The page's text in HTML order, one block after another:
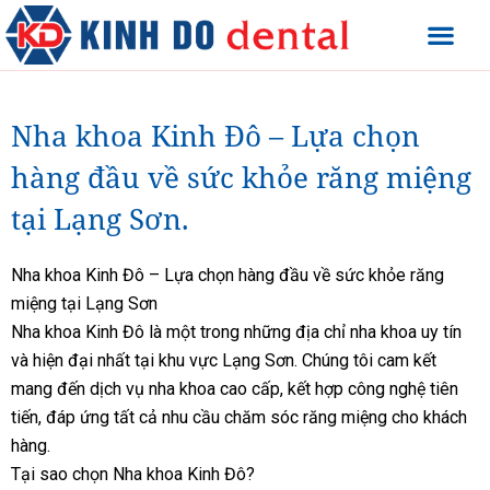
Nha khoa Kinh Đô – Lựa chọn
hàng đầu về sức khỏe răng miệng
tại Lạng Sơn.
Nha khoa Kinh Đô – Lựa chọn hàng đầu về sức khỏe răng
miệng tại Lạng Sơn
Nha khoa Kinh Đô là một trong những địa chỉ nha khoa uy tín
và hiện đại nhất tại khu vực Lạng Sơn. Chúng tôi cam kết
mang đến dịch vụ nha khoa cao cấp, kết hợp công nghệ tiên
tiến, đáp ứng tất cả nhu cầu chăm sóc răng miệng cho khách
hàng.
Tại sao chọn Nha khoa Kinh Đô?